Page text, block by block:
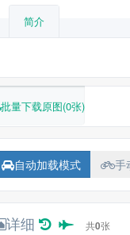
简介
批量下载原图(0张)
自动加载模式 手
详细 共0张